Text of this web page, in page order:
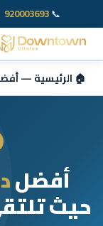
📞
920003693
🏠 الرئيسية —
أفضل
حيث